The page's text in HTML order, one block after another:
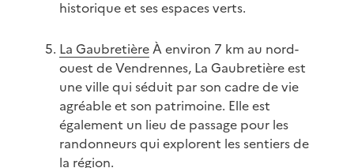
historique et ses espaces verts.
La GaubretièreÀ environ 7 km au nord-
ouest de Vendrennes, La Gaubretière est
une ville qui séduit par son cadre de vie
agréable et son patrimoine. Elle est
également un lieu de passage pour les
randonneurs qui explorent les sentiers de
la région.